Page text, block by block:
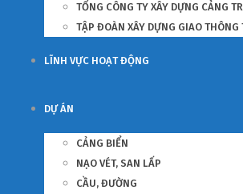
TỔNG CÔNG TY XÂY DỰNG CẢNG
TẬP ĐOÀN XÂY DỰNG GIAO THÔNG
LĨNH VỰC HOẠT ĐỘNG
DỰ ÁN
CẢNG BIỂN
NẠO VÉT, SAN LẤP
CẦU, ĐƯỜNG